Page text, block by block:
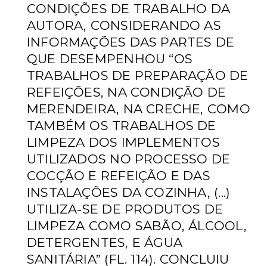
CONDIÇÕES DE TRABALHO DA
AUTORA, CONSIDERANDO AS
INFORMAÇÕES DAS PARTES DE
QUE DESEMPENHOU “OS
TRABALHOS DE PREPARAÇÃO DE
REFEIÇÕES, NA CONDIÇÃO DE
MERENDEIRA, NA CRECHE, COMO
TAMBÉM OS TRABALHOS DE
LIMPEZA DOS IMPLEMENTOS
UTILIZADOS NO PROCESSO DE
COCÇÃO E REFEIÇÃO E DAS
INSTALAÇÕES DA COZINHA, (...)
UTILIZA-SE DE PRODUTOS DE
LIMPEZA COMO SABÃO, ÁLCOOL,
DETERGENTES, E ÁGUA
SANITÁRIA” (FL. 114). CONCLUIU